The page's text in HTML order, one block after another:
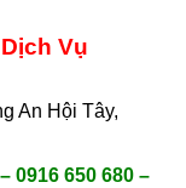
Vụ
An Hội Tây,
0916 650 680 –